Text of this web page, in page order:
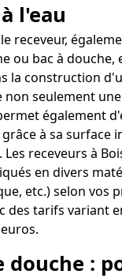
l'eau
receveur,
ou bac à douche,
la construction
non seulement
également
à sa surface
receveurs à
en divers
etc.) selon vos
des tarifs variant
douche :